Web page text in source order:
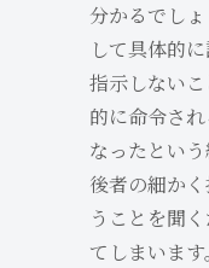
分かるでし
して具体的
指示しない
的に命令さ
なったとい
後者の細か
うことを聞
てしまいま